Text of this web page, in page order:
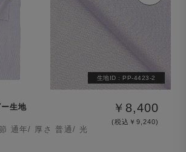
生地ID : PP-4423-2
生地
通年/ 厚さ 普通/ 光
￥8,400
(税込￥9,240)